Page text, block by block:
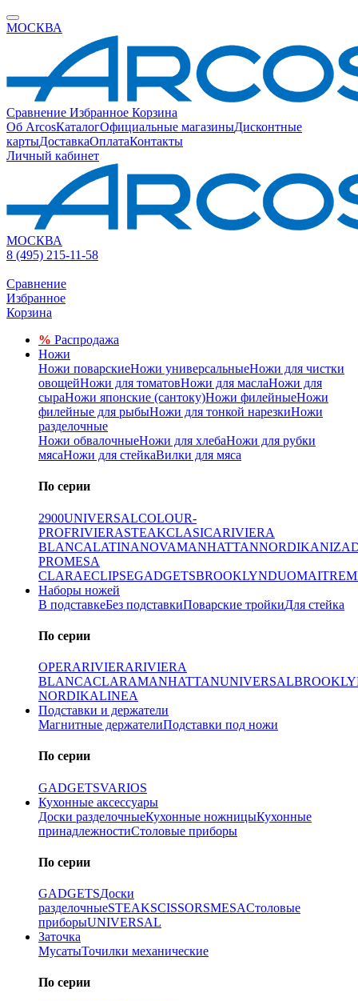
МОСКВА
Сравнение Избранное Корзина
Об ArcosКаталогОфициальные магазиныДисконтные
картыДоставкаОплатаКонтакты
Личный кабинет
МОСКВА
8 (495) 215-11-58
Сравнение
Избранное
Корзина
% Распродажа
Ножи
Ножи поварскиеНожи универсальныеНожи для чистки
овощейНожи для томатовНожи для маслаНожи для
сыраНожи японские (сантоку)Ножи филейныеНожи
филейные для рыбыНожи для тонкой нарезкиНожи
разделочные
Ножи обвалочныеНожи для хлебаНожи для рубки
мясаНожи для стейкаВилки для мяса
По серии
2900UNIVERSALCOLOUR-
PROFRIVIERASTEAKCLASICARIVIERA
BLANCALATINANOVAMANHATTANNORDIKANIZA
PROMESA
CLARAECLIPSEGADGETSBROOKLYNDUOMAITRE
Наборы ножей
В подставкеБез подставкиПоварские тройкиДля стейка
По серии
OPERARIVIERARIVIERA
BLANCACLARAMANHATTANUNIVERSAL
NORDIKALINEA
Подставки и держатели
Магнитные держателиПодставки под ножи
По серии
GADGETSVARIOS
Кухонные аксессуары
Доски разделочныеКухонные ножницыКухонные
принадлежностиСтоловые приборы
По серии
GADGETSДоски
разделочныеSTEAKSCISSORSMESAСтоловые
приборыUNIVERSAL
Заточка
МусатыТочилки механические
По серии